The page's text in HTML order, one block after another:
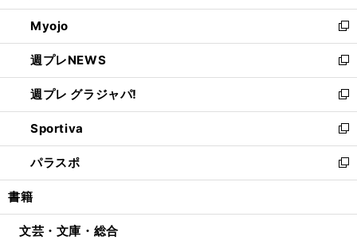
開
く
ウ
で
開
く
ン
ド
ウ
で
開
く
ウ
ィ
ン
ド
ウ
で
開
く
Myojo
新
し
い
ウ
ィ
ン
ド
ウ
で
開
週プレNEWS
新
し
い
ウ
ィ
ン
ド
ウ
開
週プレ グラジャパ!
新
し
い
ウ
ィ
ン
ウ
Sportiva
新
し
い
ウ
ン
パラスポ
新
し
ウ
書籍
文芸・文庫・総合